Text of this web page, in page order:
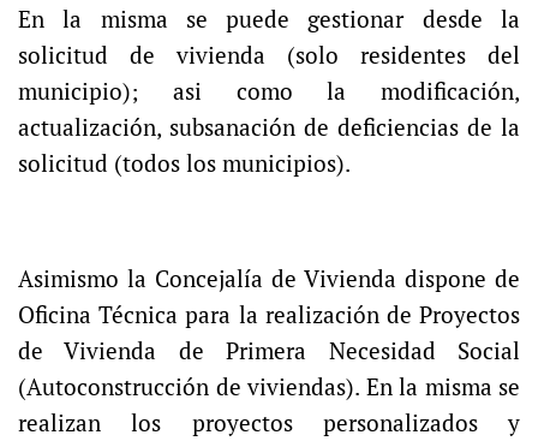
En la misma se puede gestionar desde la
solicitud de vivienda (solo residentes del
municipio); asi como la modificación,
actualización, subsanación de deficiencias de la
solicitud (todos los municipios).
Asimismo la Concejalía de Vivienda dispone de
Oficina Técnica para la realización de Proyectos
de Vivienda de Primera Necesidad Social
(Autoconstrucción de viviendas). En la misma se
realizan los proyectos personalizados y